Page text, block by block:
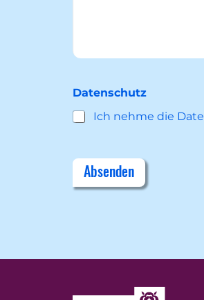
Datenschutz
Ich nehme die
Absenden